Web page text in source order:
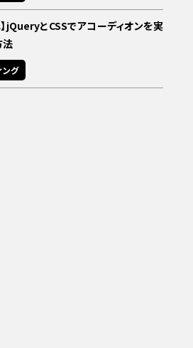
】jQueryとCSSでアコーディオンを実
法
ング